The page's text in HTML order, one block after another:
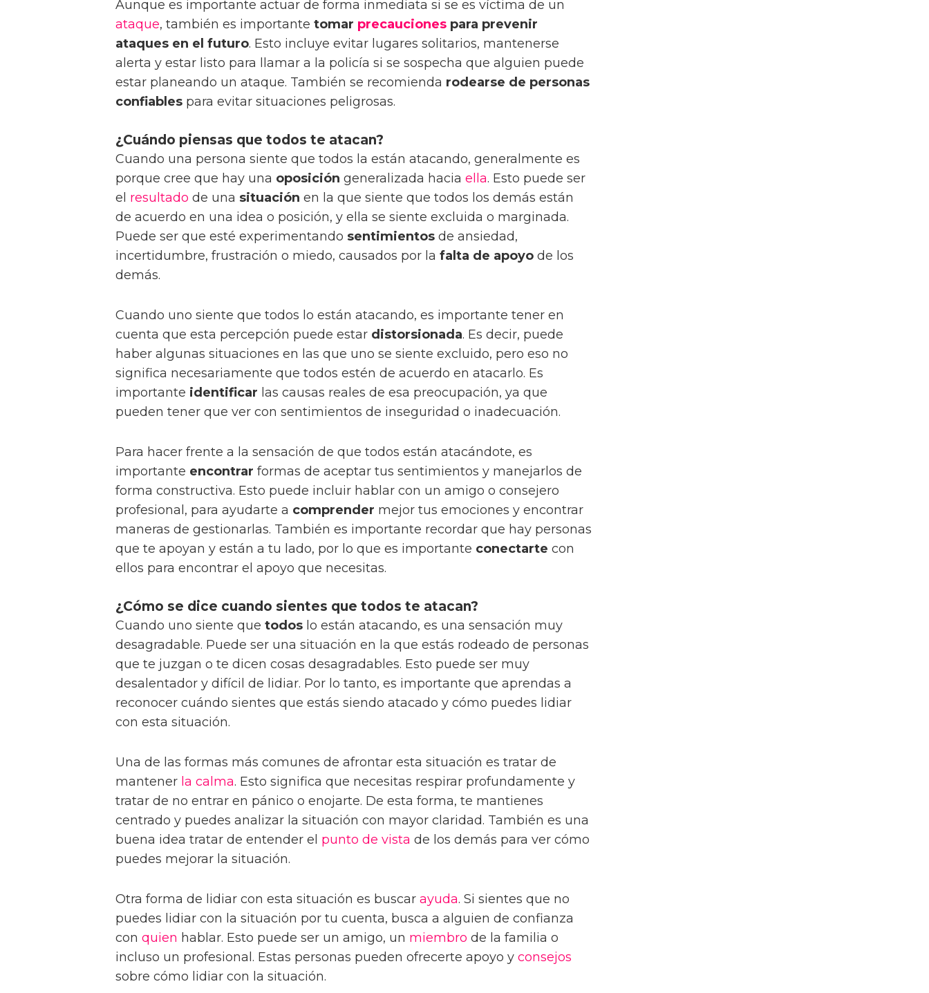
Aunque es importante actuar de forma inmediata si se es víctima de un
ataque, también es importante tomar precauciones para prevenir
ataques en el futuro. Esto incluye evitar lugares solitarios, mantenerse
alerta y estar listo para llamar a la policía si se sospecha que alguien puede
estar planeando un ataque. También se recomienda rodearse de personas
confiables para evitar situaciones peligrosas.
¿Cuándo piensas que todos te atacan?
Cuando una persona siente que todos la están atacando, generalmente es
porque cree que hay una oposición generalizada hacia ella. Esto puede ser
el resultado de una situación en la que siente que todos los demás están
de acuerdo en una idea o posición, y ella se siente excluida o marginada.
Puede ser que esté experimentando sentimientos de ansiedad,
incertidumbre, frustración o miedo, causados ​​por la falta de apoyo de los
demás.
Cuando uno siente que todos lo están atacando, es importante tener en
cuenta que esta percepción puede estar distorsionada. Es decir, puede
haber algunas situaciones en las que uno se siente excluido, pero eso no
significa necesariamente que todos estén de acuerdo en atacarlo. Es
importante identificar las causas reales de esa preocupación, ya que
pueden tener que ver con sentimientos de inseguridad o inadecuación.
Para hacer frente a la sensación de que todos están atacándote, es
importante encontrar formas de aceptar tus sentimientos y manejarlos de
forma constructiva. Esto puede incluir hablar con un amigo o consejero
profesional, para ayudarte a comprender mejor tus emociones y encontrar
maneras de gestionarlas. También es importante recordar que hay personas
que te apoyan y están a tu lado, por lo que es importante conectarte con
ellos para encontrar el apoyo que necesitas.
¿Cómo se dice cuando sientes que todos te atacan?
Cuando uno siente que todos lo están atacando, es una sensación muy
desagradable. Puede ser una situación en la que estás rodeado de personas
que te juzgan o te dicen cosas desagradables. Esto puede ser muy
desalentador y difícil de lidiar. Por lo tanto, es importante que aprendas a
reconocer cuándo sientes que estás siendo atacado y cómo puedes lidiar
con esta situación.
Una de las formas más comunes de afrontar esta situación es tratar de
mantener la calma. Esto significa que necesitas respirar profundamente y
tratar de no entrar en pánico o enojarte. De esta forma, te mantienes
centrado y puedes analizar la situación con mayor claridad. También es una
buena idea tratar de entender el punto de vista de los demás para ver cómo
puedes mejorar la situación.
Otra forma de lidiar con esta situación es buscar ayuda. Si sientes que no
puedes lidiar con la situación por tu cuenta, busca a alguien de confianza
con quien hablar. Esto puede ser un amigo, un miembro de la familia o
incluso un profesional. Estas personas pueden ofrecerte apoyo y consejos
sobre cómo lidiar con la situación.